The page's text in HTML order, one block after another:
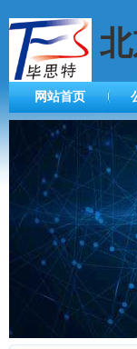
网站首页